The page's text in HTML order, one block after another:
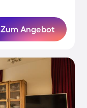
Zum Angebot